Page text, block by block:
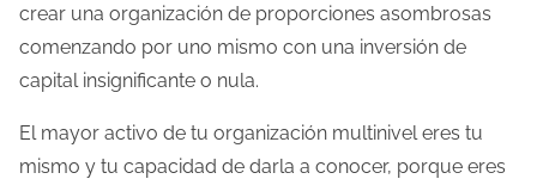
crear una organización de proporciones asombrosas
comenzando por uno mismo con una inversión de
capital insignificante o nula.
El mayor activo de tu organización multinivel eres tu
mismo y tu capacidad de darla a conocer, porque eres